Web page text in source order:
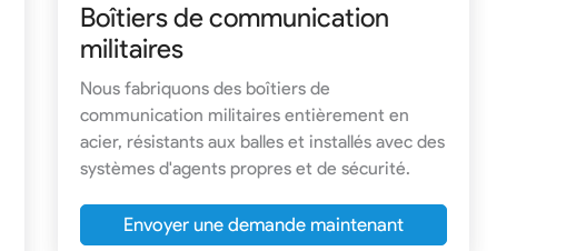
Boîtiers de communication
militaires
Nous fabriquons des boîtiers de
communication militaires entièrement en
acier, résistants aux balles et installés avec des
systèmes d'agents propres et de sécurité.
Envoyer une demande maintenant